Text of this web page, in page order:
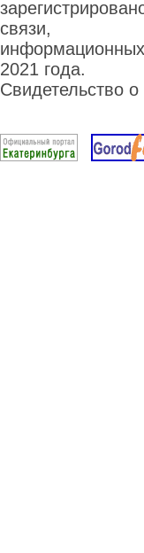
связи,
2021 года.
Свидетельство